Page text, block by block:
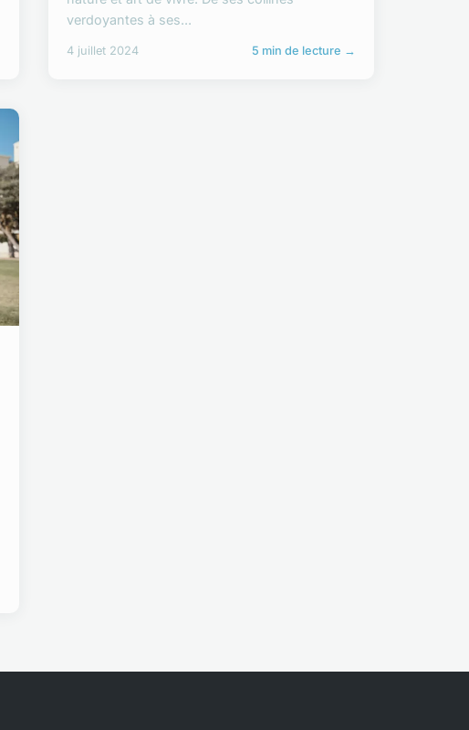
verdoyantes à ses...
4 juillet 2024 5 min de lecture →